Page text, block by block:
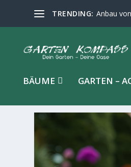
TRENDING: Anbau
BÄUME GARTEN –